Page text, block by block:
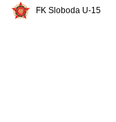
FK Sloboda U-15